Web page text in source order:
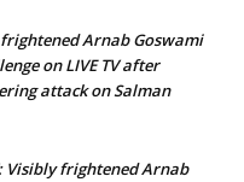
frightened Arnab Goswami
on LIVE TV after
attack on Salman
Visibly frightened Arnab